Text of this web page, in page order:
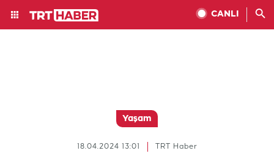
CANLI
Yaşam
TRT Haber
18.04.2024 13:01